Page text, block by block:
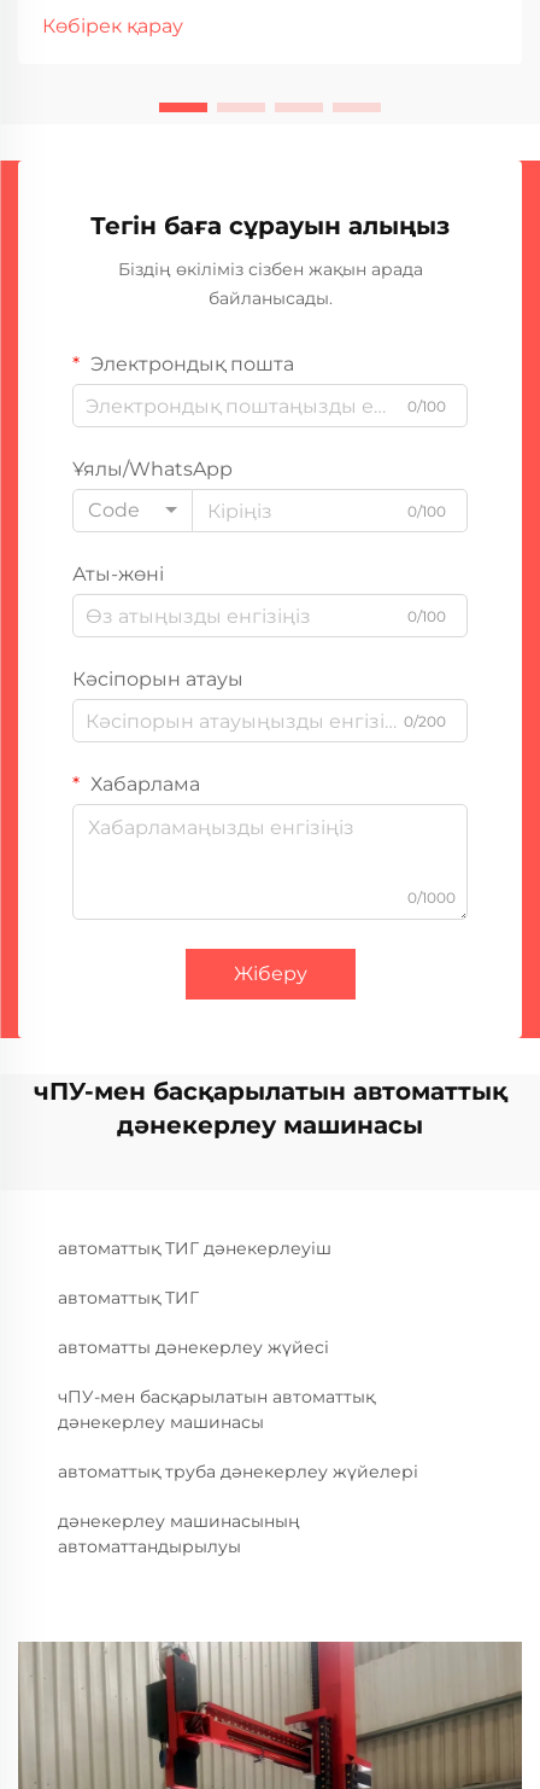
көлемді жинау жобалары үшін негізгі технология
Көбірек қарау
Тегін баға сұрауын алыңыз
Біздің өкіліміз сізбен жақын арада
байланысады.
Электрондық пошта
0/100
Ұялы/WhatsApp
Code
0/100
Аты-жөні
0/100
Кәсіпорын атауы
0/200
Хабарлама
0/1000
Жіберу
чПУ-мен басқарылатын автоматтық
дәнекерлеу машинасы
автоматтық ТИГ дәнекерлеуіш
автоматтық ТИГ
автоматты дәнекерлеу жүйесі
чПУ-мен басқарылатын автоматтық
дәнекерлеу машинасы
автоматтық труба дәнекерлеу жүйелері
дәнекерлеу машинасының
автоматтандырылуы